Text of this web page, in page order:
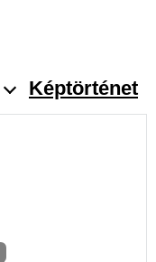
Képtörténet